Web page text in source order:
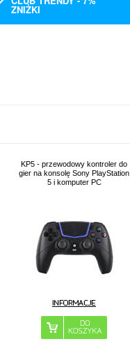
ZNIŻKI
KP5 - przewodowy kontroler do
gier na konsolę Sony PlayStation
5 i komputer PC